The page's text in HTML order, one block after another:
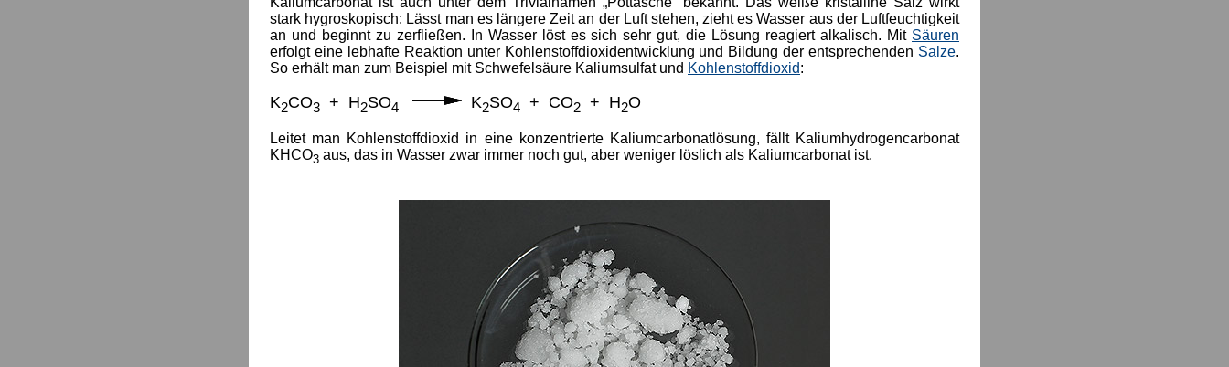
stark hygroskopisch: Lässt man es längere Zeit an der Luft stehen, zieht es Wasser aus der Luftfeuchtigkeit
an und beginnt zu zerfließen. In Wasser löst es sich sehr gut, die Lösung reagiert alkalisch. Mit Säuren
erfolgt eine lebhafte Reaktion unter Kohlenstoffdioxidentwicklung und Bildung der entsprechenden Salze.
So erhält man zum Beispiel mit Schwefelsäure Kaliumsulfat und Kohlenstoffdioxid:
K2CO3 + H2SO4 K2SO4 + CO2 + H2O
Leitet man Kohlenstoffdioxid in eine konzentrierte Kaliumcarbonatlösung, fällt Kaliumhydrogencarbonat
KHCO3 aus, das in Wasser zwar immer noch gut, aber weniger löslich als Kaliumcarbonat ist.